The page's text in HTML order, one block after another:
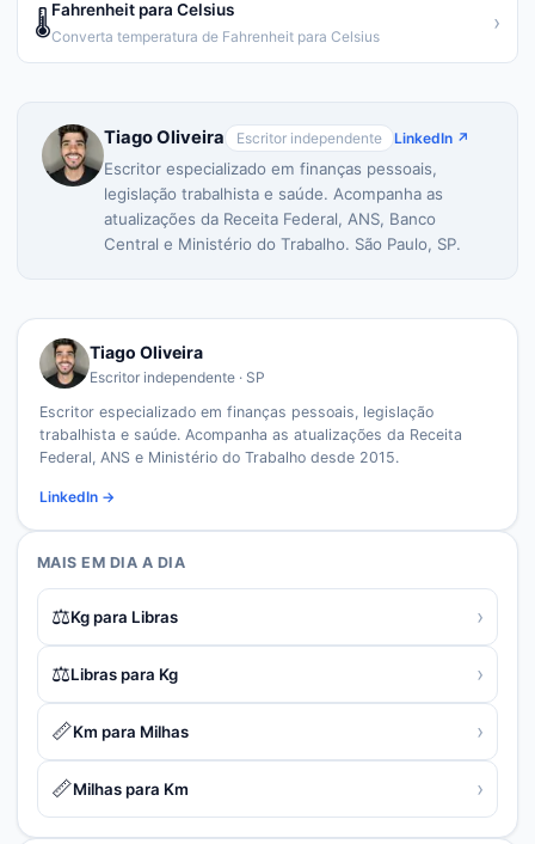
🌡️Fahrenheit para Celsius
Converta temperatura de Fahrenheit para Celsius
›
Tiago Oliveira Escritor independente LinkedIn ↗
Escritor especializado em finanças pessoais,
legislação trabalhista e saúde. Acompanha as
atualizações da Receita Federal, ANS, Banco
Central e Ministério do Trabalho. São Paulo, SP.
Tiago Oliveira
Escritor independente · SP
Escritor especializado em finanças pessoais, legislação
trabalhista e saúde. Acompanha as atualizações da Receita
Federal, ANS e Ministério do Trabalho desde 2015.
LinkedIn →
MAIS EM DIA A DIA
⚖️Kg para Libras ›
⚖️Libras para Kg ›
📏Km para Milhas ›
📏Milhas para Km ›